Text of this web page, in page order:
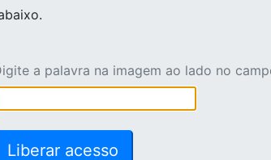
a palavra na imagem ao lado no